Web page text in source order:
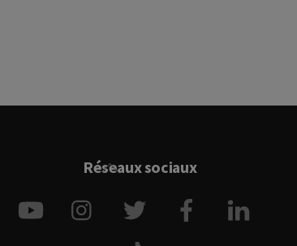
Back
Top
Réseaux sociaux
YouTube Instagram Twitter Facebook